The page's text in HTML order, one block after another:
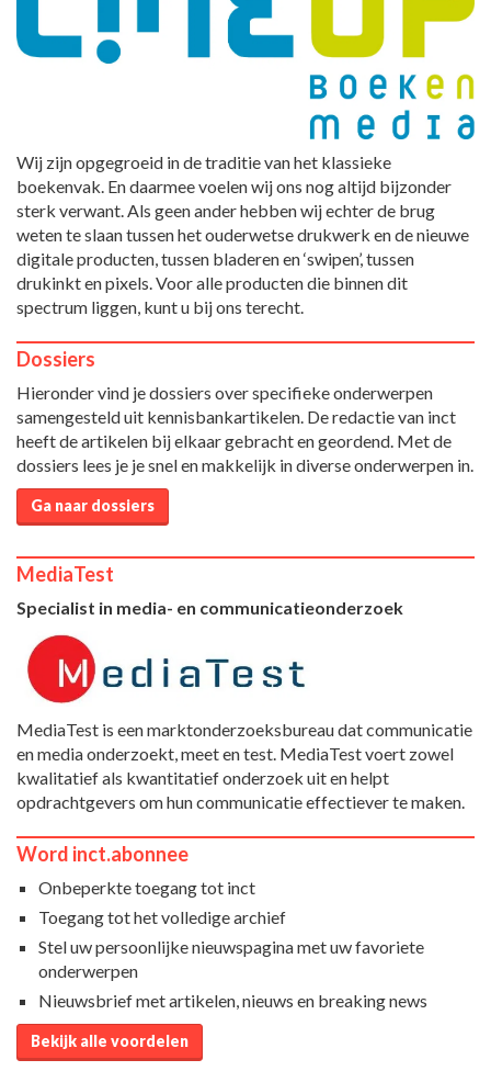
Wij zijn opgegroeid in de traditie van het klassieke
boekenvak. En daarmee voelen wij ons nog altijd bijzonder
sterk verwant. Als geen ander hebben wij echter de brug
weten te slaan tussen het ouderwetse drukwerk en de nieuwe
digitale producten, tussen bladeren en ‘swipen’, tussen
drukinkt en pixels. Voor alle producten die binnen dit
spectrum liggen, kunt u bij ons terecht.
Dossiers
Hieronder vind je dossiers over specifieke onderwerpen
samengesteld uit kennisbankartikelen. De redactie van inct
heeft de artikelen bij elkaar gebracht en geordend. Met de
dossiers lees je je snel en makkelijk in diverse onderwerpen in.
Ga naar dossiers
MediaTest
Specialist in media- en communicatieonderzoek
MediaTest is een marktonderzoeksbureau dat communicatie
en media onderzoekt, meet en test. MediaTest voert zowel
kwalitatief als kwantitatief onderzoek uit en helpt
opdrachtgevers om hun communicatie effectiever te maken.
Word inct.abonnee
Onbeperkte toegang tot inct
Toegang tot het volledige archief
Stel uw persoonlijke nieuwspagina met uw favoriete
onderwerpen
Nieuwsbrief met artikelen, nieuws en breaking news
Bekijk alle voordelen